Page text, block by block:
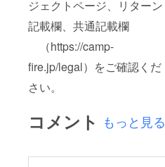
ジェクトページ、リターン
記載欄、共通記載欄
（https://camp-
fire.jp/legal）をご確認くだ
さい。
コメント もっと見る